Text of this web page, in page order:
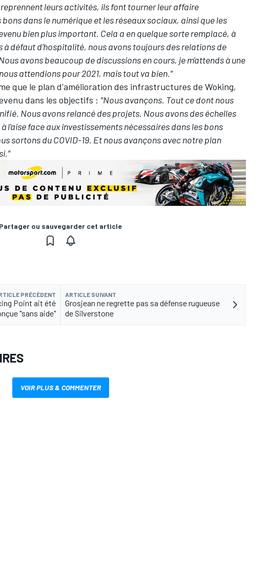
leurs activités, ils font tourner leur affaire
dans le numérique et les réseaux sociaux, ainsi que les
bien plus important. Cela a en quelque sorte remplacé, à
défaut d'hospitalité, nous avons toujours des relations de
avons beaucoup de discussions en cours, je m'attends à une
attendions pour 2021, mais tout va bien."
que le plan d'amélioration des infrastructures de Woking,
dans les objectifs : "Nous avançons. Tout ce dont nous
Nous avons relancé des projets. Nous avons des échelles
l'aise face aux investissements nécessaires dans les bons
sortons du COVID-19. Et nous avançons avec notre plan
Partager ou sauvegarder cet article
PRÉCÉDENT
Point ait été
"sans aide"
ARTICLE SUIVANT
Grosjean ne regrette pas sa défense rugueuse
de Silverstone
VOIR PLUS & COMMENTER